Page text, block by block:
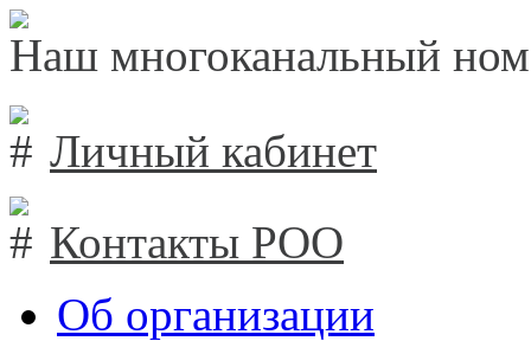
Наш многоканальный
Личный кабинет
Контакты РОО
Об организации